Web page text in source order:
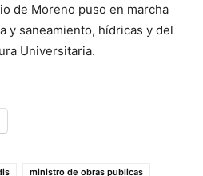
de Moreno puso en marcha
y saneamiento, hídricas y del
Universitaria.
ministro de obras publicas